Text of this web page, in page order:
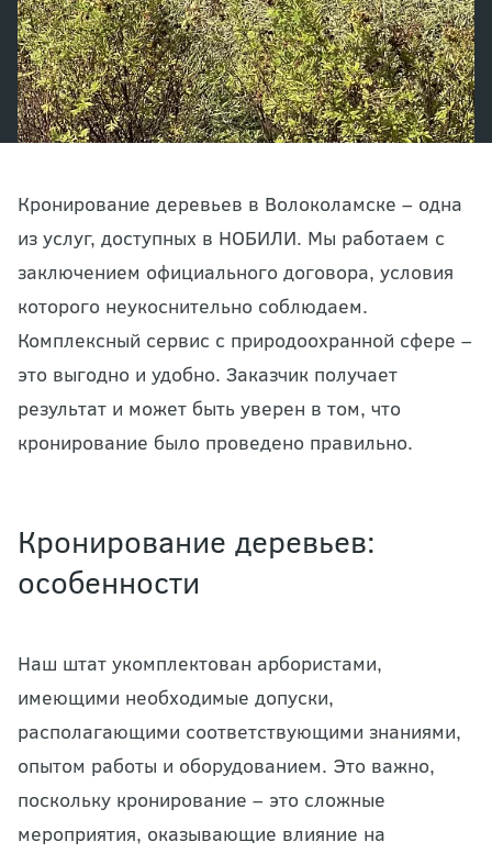
Кронирование деревьев в Волоколамске – одна
из услуг, доступных в НОБИЛИ. Мы работаем с
заключением официального договора, условия
которого неукоснительно соблюдаем.
Комплексный сервис с природоохранной сфере –
это выгодно и удобно. Заказчик получает
результат и может быть уверен в том, что
кронирование было проведено правильно.
Кронирование деревьев:
особенности
Наш штат укомплектован арбористами,
имеющими необходимые допуски,
располагающими соответствующими знаниями,
опытом работы и оборудованием. Это важно,
поскольку кронирование – это сложные
мероприятия, оказывающие влияние на